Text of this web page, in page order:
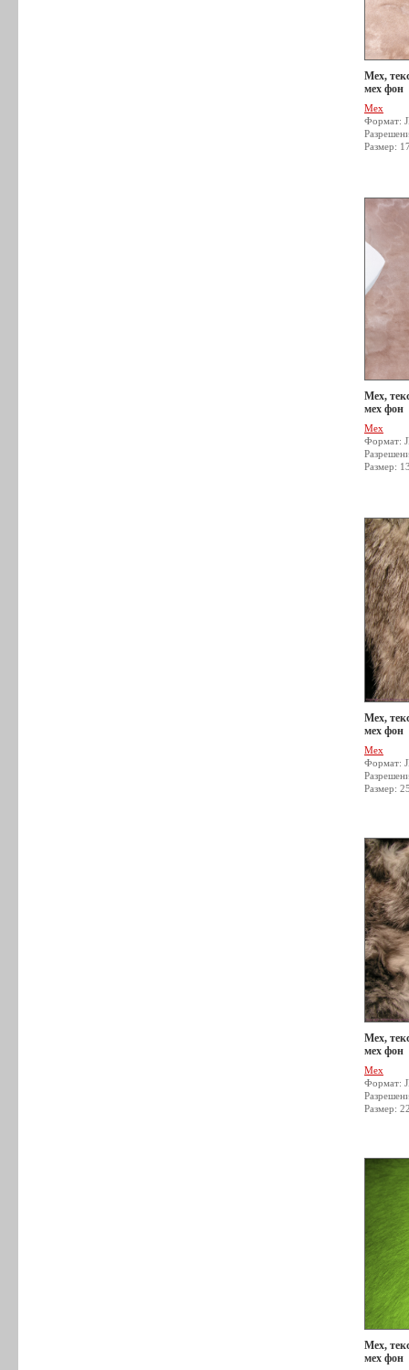
Мех,
мех фон
Мех
Формат:
Размер:
Мех,
мех фон
Мех
Формат:
Размер:
Мех,
мех фон
Мех
Формат:
Размер:
Мех,
мех фон
Мех
Формат:
Размер:
Мех,
мех фон